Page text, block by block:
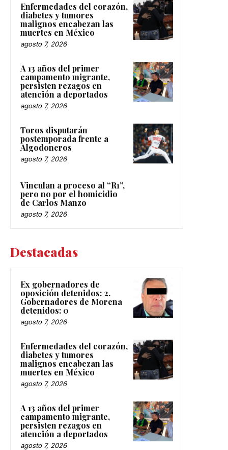
Enfermedades del corazón,
diabetes y tumores
malignos encabezan las
muertes en México
agosto 7, 2026
A 13 años del primer
campamento migrante,
persisten rezagos en
atención a deportados
agosto 7, 2026
Toros disputarán
postemporada frente a
Algodoneros
agosto 7, 2026
Vinculan a proceso al “R1”,
pero no por el homicidio
de Carlos Manzo
agosto 7, 2026
Destacadas
Ex gobernadores de
oposición detenidos: 2.
Gobernadores de Morena
detenidos: 0
agosto 7, 2026
Enfermedades del corazón,
diabetes y tumores
malignos encabezan las
muertes en México
agosto 7, 2026
A 13 años del primer
campamento migrante,
persisten rezagos en
atención a deportados
agosto 7, 2026